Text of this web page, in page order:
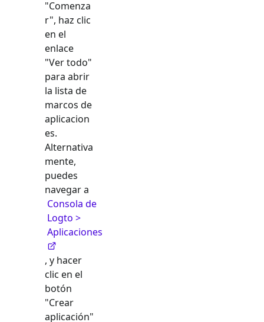
"Comenza
r", haz clic
en el
enlace
"Ver todo"
para abrir
la lista de
marcos de
aplicacion
es.
Alternativa
mente,
puedes
navegar a
Consola de
Logto >
Aplicaciones
, y hacer
clic en el
botón
"Crear
aplicación"